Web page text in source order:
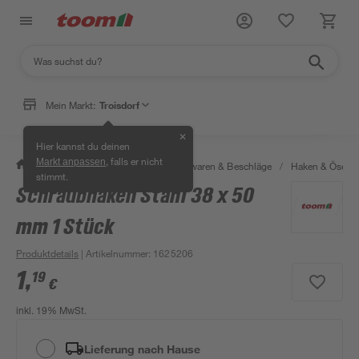
Mein Markt: Troisdorf
Hier kannst du deinen
Markt anpassen , falls er nicht
stimmt.
✕
/ Werkstatt & Maschinen / Eisenwaren & Beschläge / Haken & Ösen
Schraubhaken Stahl 38 x 50
mm 1 Stück
Produktdetails | Artikelnummer: 1625206
1,19 €
inkl. 19% MwSt.
Lieferung nach Hause